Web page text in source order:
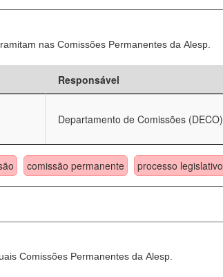
nas Comissões Permanentes da Alesp.
Responsável
Departamento de Comissões (DECO)
comissão permanente processo legislativo
Comissões Permanentes da Alesp.